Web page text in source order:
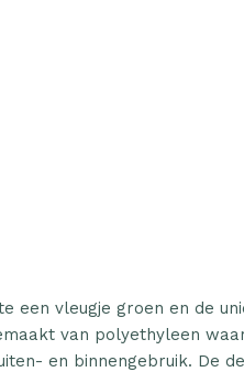
een vleugje groen en de
van polyethyleen
en binnengebruik. De